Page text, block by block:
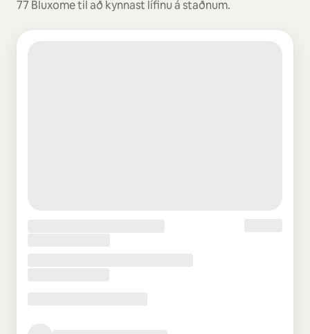
77 Bluxome til að kynnast lífinu á staðnum.